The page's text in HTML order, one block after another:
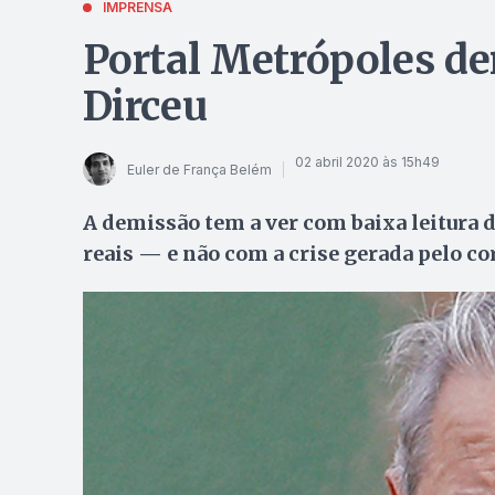
IMPRENSA
Portal Metrópoles
Dirceu
Euler de França Belém 02 abril 2020 às 15h49
A demissão tem a ver com baixa leitura
reais — e não com a crise gerada pelo